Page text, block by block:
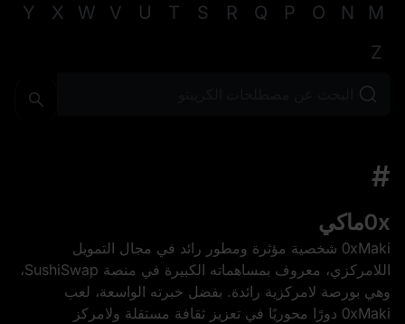
M
N
O
P
Q
R
S
T
U
V
W
X
Y
Z
#
0xماكي
0xMaki شخصية مؤثرة ومطور رائد في مجال التمويل
اللامركزي، معروف بمساهماته الكبيرة في منصة SushiSwap،
وهي بورصة لامركزية رائدة. بفضل خبرته الواسعة، لعب
0xMaki دورًا محوريًا في تعزيز ثقافة مستقلة ولامركز